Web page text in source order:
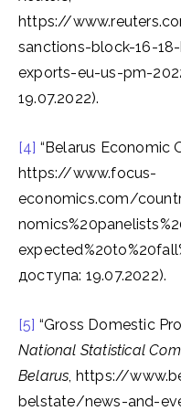
https://
sanctions-block-16-
exports-eu-us-pm-
19.07.2022).
[4] “Belarus Economic
https://www.focus-
economics.com/
доступа: 19.07.2022).
[5] “Gross Domestic
National Statistical
Belarus, https://
belstate/news-and-